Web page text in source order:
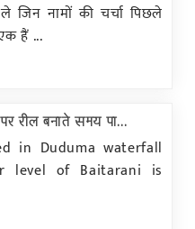
जिन नामों की चर्चा पिछले
हैं ...
रील बनाते समय पा...
in Duduma waterfall
level of Baitarani is